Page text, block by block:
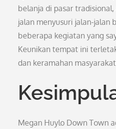
belanja di pasar
jalan menyusuri jalan-jalan
beberapa kegiatan yang
Keunikan tempat ini
dan keramahan
Megan Huylo Down Town